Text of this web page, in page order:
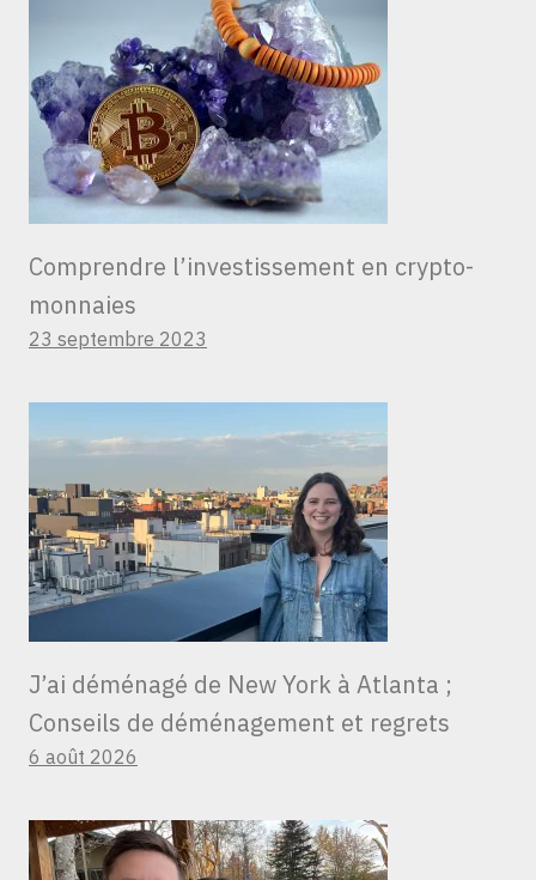
Comprendre l’investissement en crypto-
monnaies
23 septembre 2023
J’ai déménagé de New York à Atlanta ;
Conseils de déménagement et regrets
6 août 2026